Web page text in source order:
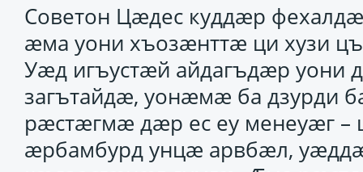
Советон Цӕдес куддӕр
ӕма уони хъозӕнттӕ ци хузи
Уӕд игъустӕй айдагъдӕр уони
загътайдӕ, уонӕмӕ ба дзурди
рӕстӕгмӕ дӕр ес еу менеуӕг –
ӕрбамбурд унцӕ арвбӕл,